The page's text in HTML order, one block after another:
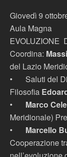
Giovedì 9
Aula Magna
EVOLUZIONE
Coordina:
del Lazio
•
Saluti del
Filosofia
•
Marco
Meridionale)
•
Marcello
Cooperazione